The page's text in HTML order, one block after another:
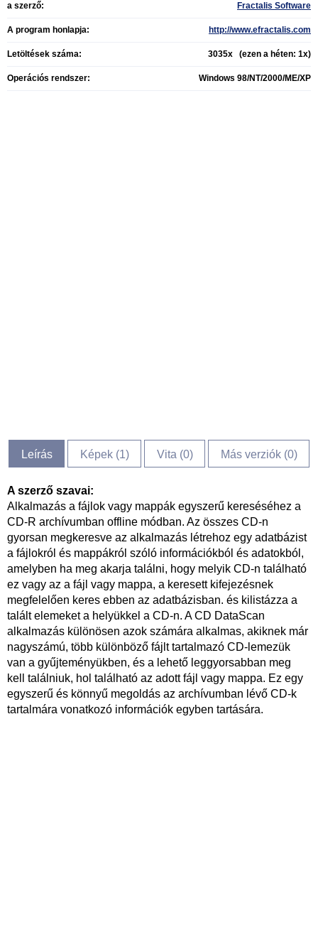
a szerző: Fractalis Software
A program honlapja: http://www.efractalis.com
Letöltések száma: 3035x (ezen a héten: 1x)
Operációs rendszer: Windows 98/NT/2000/ME/XP
Leírás Képek (1) Vita (0) Más verziók (0)
A szerző szavai:
Alkalmazás a fájlok vagy mappák egyszerű kereséséhez a
CD-R archívumban offline módban. Az összes CD-n
gyorsan megkeresve az alkalmazás létrehoz egy adatbázist
a fájlokról és mappákról szóló információkból és adatokból,
amelyben ha meg akarja találni, hogy melyik CD-n található
ez vagy az a fájl vagy mappa, a keresett kifejezésnek
megfelelően keres ebben az adatbázisban. és kilistázza a
talált elemeket a helyükkel a CD-n. A CD DataScan
alkalmazás különösen azok számára alkalmas, akiknek már
nagyszámú, több különböző fájlt tartalmazó CD-lemezük
van a gyűjteményükben, és a lehető leggyorsabban meg
kell találniuk, hol található az adott fájl vagy mappa. Ez egy
egyszerű és könnyű megoldás az archívumban lévő CD-k
tartalmára vonatkozó információk egyben tartására.